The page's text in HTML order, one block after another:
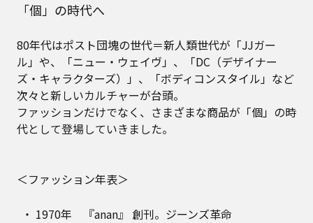
「個」の時代へ
80年代はポスト団塊の世代＝新人類世代が「JJガー
ル」や、「ニュー・ウェイヴ」、「DC（デザイナー
ズ・キャラクターズ）」、「ボディコンスタイル」など
次々と新しいカルチャーが台頭。
ファッションだけでなく、さまざまな商品が「個」の時
代として登場していきました。
＜ファッション年表＞
1970年 『anan』 創刊。ジーンズ革命